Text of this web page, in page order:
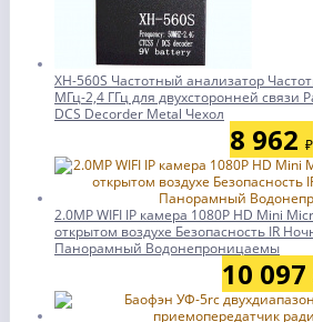
XH-560S Частотный анализатор
МГц-2,4 ГГц для двухсторонней связи
DCS Decorder Metal Чехол
8 962 ₽
2.0MP WIFI IP камера 1080P HD Mini
открытом воздухе Безопасность IR
Панорамный Водонепроницаемы
10 097